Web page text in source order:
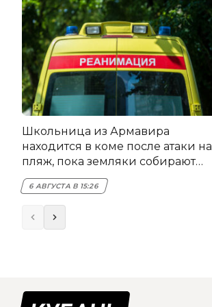
Школьница из Армавира
находится в коме после атаки на
пляж, пока земляки собирают
помощь
6 АВГУСТА В 15:26